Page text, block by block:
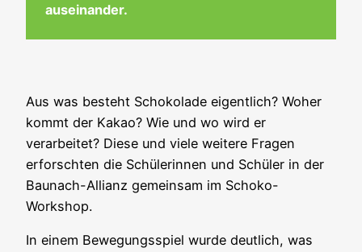
auseinander.
Aus was besteht Schokolade eigentlich? Woher
kommt der Kakao? Wie und wo wird er
verarbeitet? Diese und viele weitere Fragen
erforschten die Schülerinnen und Schüler in der
Baunach-Allianz gemeinsam im Schoko-
Workshop.
In einem Bewegungsspiel wurde deutlich, was